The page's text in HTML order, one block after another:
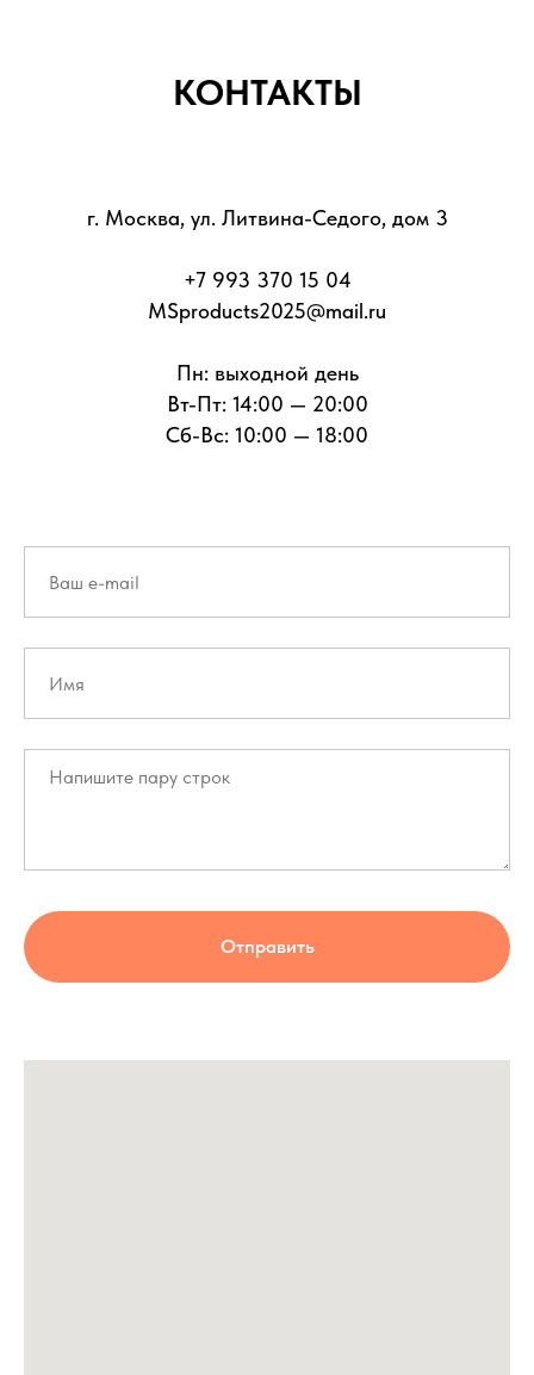
КОНТАКТЫ
г. Москва, ул. Литвина-Седого, дом 3
+7 993 370 15 04
MSproducts2025@mail.ru
Пн: выходной день
Вт-Пт: 14:00 — 20:00
Сб-Вс: 10:00 — 18:00
Отправить